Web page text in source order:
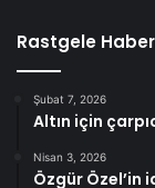
Rastgele
Şubat 7, 2026
Altın için
Nisan 3, 2026
Özgür Özel’in